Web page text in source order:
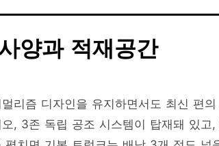
양과 적재공간
리즘 디자인을 유지하면서도 최신 편
, 3존 독립 공조 시스템이 탑재돼 있